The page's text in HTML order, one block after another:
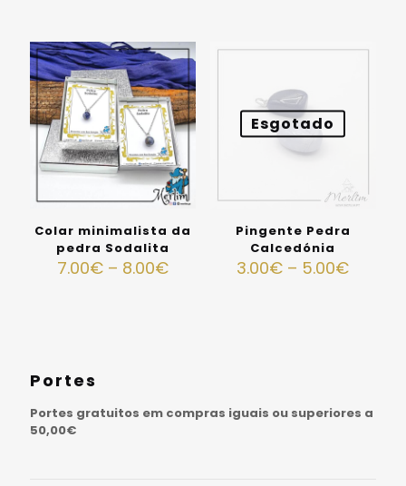
Colar minimalista da
pedra Sodalita
7.00€ – 8.00€
Esgotado
Pingente Pedra
Calcedónia
3.00€ – 5.00€
Portes
Portes gratuitos em compras iguais ou superiores a
50,00€